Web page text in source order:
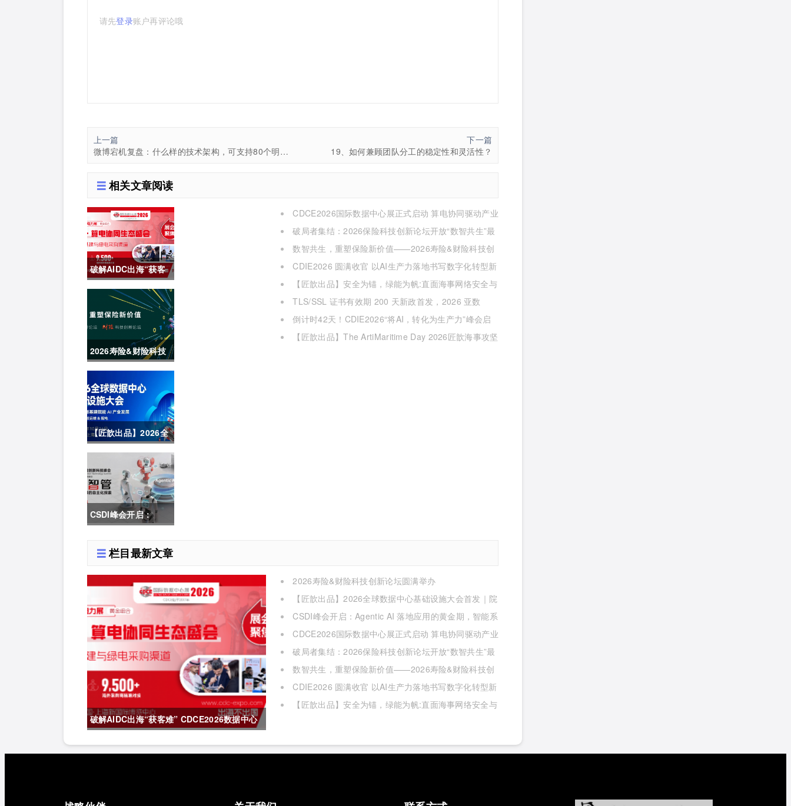
请先登录账户再评论哦
上一篇
微博宕机复盘：什么样的技术架构，可支持80个明星并发出轨？
下一篇
19、如何兼顾团队分工的稳定性和灵活性？
相关文章阅读
破解AIDC出海“获客
难” CDCE2026数据
中心展以“算电协
同”重构全球算力供应
链
2026寿险&财险科技
创新论坛圆满举办
【匠歆出品】2026全
球数据中心基础设施
大会首发｜院士领
衔，100+头部企业已
确认，500人齐聚上
CSDI峰会开启：
的黄金期，智能系统
重塑生产力
CDCE2026国际数据中心展正式启动 算电协同驱动产业
升级 搭建全球合作平台
破局者集结：2026保险科技创新论坛开放“数智共生”最
佳实践案例征集
数智共生，重塑保险新价值——2026寿险&财险科技创
新论坛即将启幕
CDIE2026 圆满收官 以AI生产力落地书写数字化转型新
答卷【匠歆出品】安全为锚，绿能为帆:直面海事网络安全与
绿色航运的双重挑战@The ArtiMaritime Day 2026匠歆海
事攻坚日 | 5月29日·上海
TLS/SSL 证书有效期 200 天新政首发，2026 亚数
TrustAsia CaaS 2.0 发布会邀您见证！
倒计时42天！CDIE2026“将AI，转化为生产力”峰会启
幕在即！
【匠歆出品】The ArtiMaritime Day 2026匠歆海事攻坚
栏目最新文章
破解AIDC出海“获客难” CDCE2026数据中心
2026寿险&财险科技创新论坛圆满举办
【匠歆出品】2026全球数据中心基础设施大会首发｜院
士领衔，100+头部企业已确认，500人齐聚上海
CSDI峰会开启：Agentic AI 落地应用的黄金期，智能系
统重塑生产力
CDCE2026国际数据中心展正式启动 算电协同驱动产业
升级 搭建全球合作平台
破局者集结：2026保险科技创新论坛开放“数智共生”最
佳实践案例征集
数智共生，重塑保险新价值——2026寿险&财险科技创
新论坛即将启幕
CDIE2026 圆满收官 以AI生产力落地书写数字化转型新
答卷【匠歆出品】安全为锚，绿能为帆:直面海事网络安全与